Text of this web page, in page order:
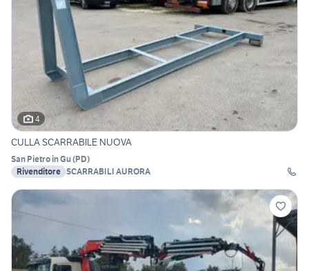
4
CULLA SCARRABILE NUOVA
San Pietro in Gu(PD)
Rivenditore SCARRABILI AURORA